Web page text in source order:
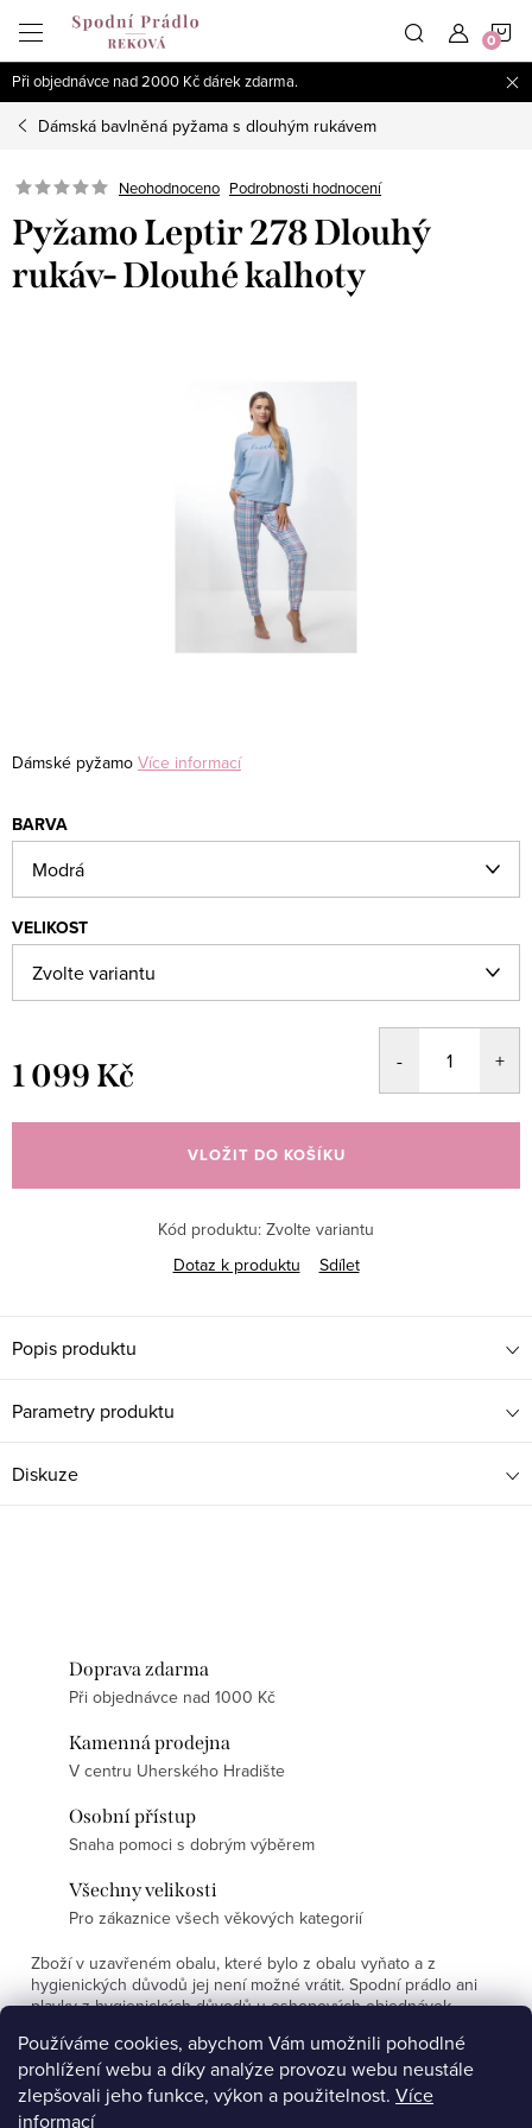
Používáme cookies, abychom Vám umožnili pohodlné
prohlížení webu a díky analýze provozu webu neustále
zlepšovali jeho funkce, výkon a použitelnost. Více
informací
obsah
Při objednávce nad 2000 Kč dárek zdarma.
Dámská bavlněná pyžama s dlouhým rukávem
Neohodnoceno Podrobnosti hodnocení
Pyžamo Leptir 278 Dlouhý
rukáv- Dlouhé kalhoty
Dámské pyžamo Více informací
BARVA
VELIKOST
1 099 Kč
cena:
VLOŽIT DO KOŠÍKU
Kód produktu: Zvolte variantu
Dotaz k produktu
Sdílet
Popis produktu
Parametry produktu
Diskuze
Doprava zdarma
Při objednávce nad 1000 Kč
Kamenná prodejna
V centru Uherského Hradište
Osobní přístup
Snaha pomoci s dobrým výběrem
Všechny velikosti
Pro zákaznice všech věkových kategorií
Zboží v uzavřeném obalu, které bylo z obalu vyňato a z
hygienických důvodů jej není možné vrátit. Spodní prádlo ani
plavky z hygienických důvodů u eshopových objednávek
Z
Affiliate program